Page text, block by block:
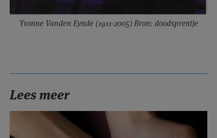
Yvonne Vanden Eynde (1911-2005) Bron: doodsprentje
Lees meer